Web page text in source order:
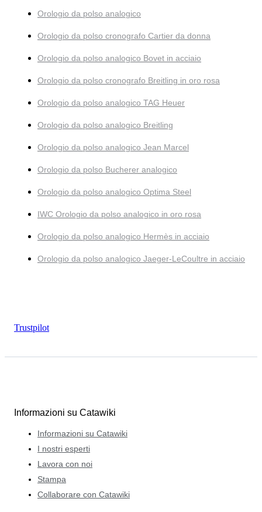
Orologio da polso analogico
Orologio da polso cronografo Cartier da donna
Orologio da polso analogico Bovet in acciaio
Orologio da polso cronografo Breitling in oro rosa
Orologio da polso analogico TAG Heuer
Orologio da polso analogico Breitling
Orologio da polso analogico Jean Marcel
Orologio da polso Bucherer analogico
Orologio da polso analogico Optima Steel
IWC Orologio da polso analogico in oro rosa
Orologio da polso analogico Hermès in acciaio
Orologio da polso analogico Jaeger-LeCoultre in acciaio
Trustpilot
Informazioni su Catawiki
Informazioni su Catawiki
I nostri esperti
Lavora con noi
Stampa
Collaborare con Catawiki